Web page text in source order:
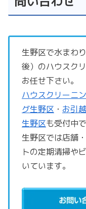
生野区で水まわ
後）のハウスク
お任せ下さい。
ハウスクリーニ
グ生野区 ・ お引
生野区も受付中
生野区では店舗
トの定期清掃や
いています。